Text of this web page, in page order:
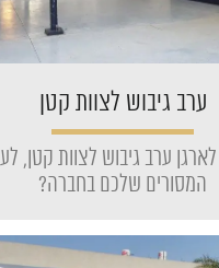
ערב גיבוש לצוות קטן
לארגן ערב גיבוש לצוות קטן,
המסורים שלכם בחברה?